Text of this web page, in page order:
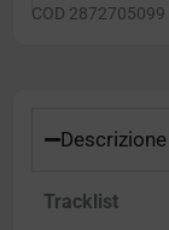
COD 2872705099
Descrizione
Tracklist